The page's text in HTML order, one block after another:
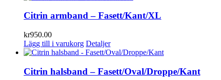
Citrin armband – Fasett/Kant/XL
kr950.00
Lägg till i varukorg Detaljer
Citrin halsband – Fasett/Oval/Droppe/Kant